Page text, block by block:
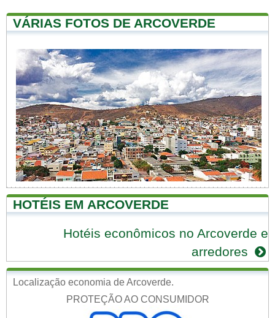
VÁRIAS FOTOS DE ARCOVERDE
HOTÉIS EM ARCOVERDE
Hotéis econômicos no Arcoverde e
arredores
Localização economia de Arcoverde.
PROTEÇÃO AO CONSUMIDOR